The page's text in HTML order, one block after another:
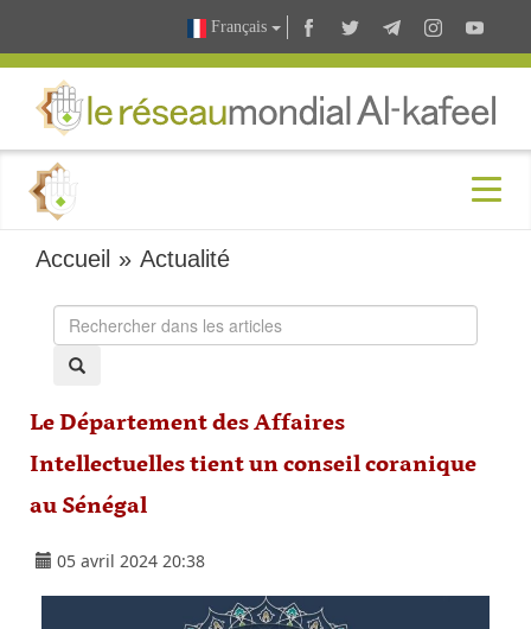
Français
Accueil »Actualité
Le Département des Affaires
Intellectuelles tient un conseil coranique
au Sénégal
05 avril 2024 20:38